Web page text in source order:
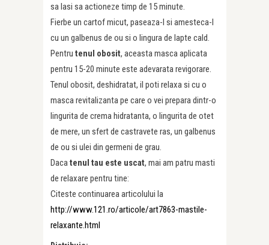
sa lasi sa actioneze timp de 15 minute.
Fierbe un cartof micut, paseaza-l si amesteca-l
cu un galbenus de ou si o lingura de lapte cald.
Pentru tenul obosit, aceasta masca aplicata
pentru 15-20 minute este adevarata revigorare.
Tenul obosit, deshidratat, il poti relaxa si cu o
masca revitalizanta pe care o vei prepara dintr-o
lingurita de crema hidratanta, o lingurita de otet
de mere, un sfert de castravete ras, un galbenus
de ou si ulei din germeni de grau.
Dacatenul tau este uscat, mai am patru masti
de relaxare pentru tine:
Citeste continuarea articolului la
http://www.121.ro/articole/art7863-mastile-
relaxante.html